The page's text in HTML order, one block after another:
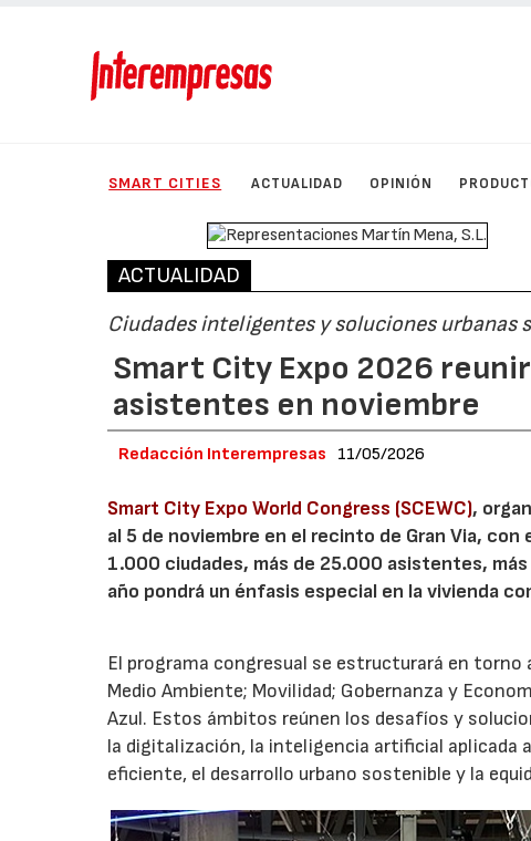
SMART CITIES ACTUALIDAD OPINIÓN
ACTUALIDAD
Ciudades inteligentes y soluciones urbanas
Smart City Expo 2026
asistentes en noviembre
Redacción Interempresas 11/05/2026
Smart City Expo World Congress (SCEWC),
al 5 de noviembre en el recinto de Gran Via,
1.000 ciudades, más de 25.000 asistentes,
año pondrá un énfasis especial en la vivienda
El programa congresual se estructurará en
Medio Ambiente; Movilidad; Gobernanza y
Azul. Estos ámbitos reúnen los desafíos y
la digitalización, la inteligencia artificial aplicada
eficiente, el desarrollo urbano sostenible y la